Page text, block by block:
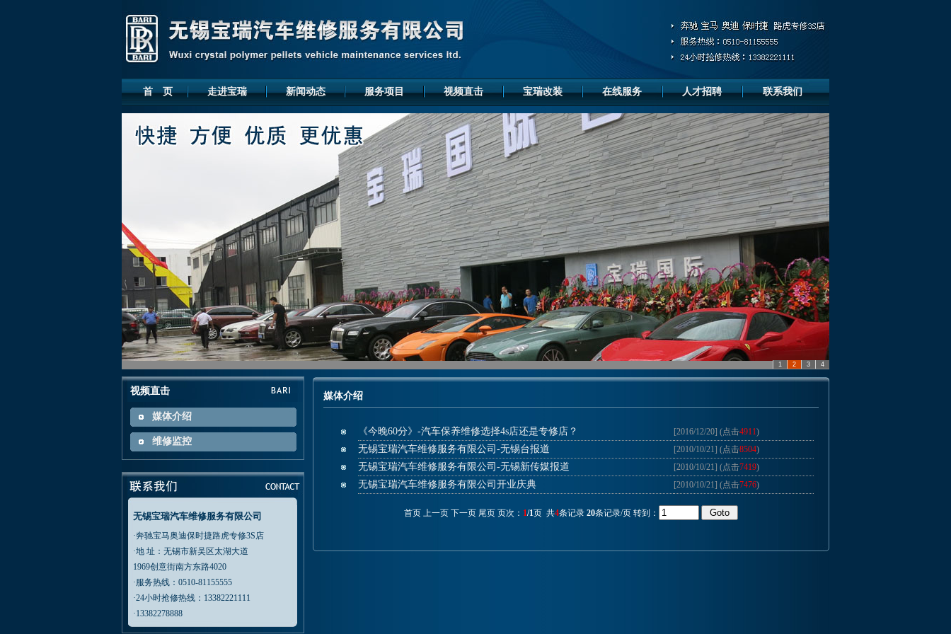
首 页 走进宝瑞 新闻动态 服务项目 视频直击 宝瑞改装 在线服务 人才招聘 联系我们
1 2 3 4
视频直击
媒体介绍
维修监控
无锡宝瑞汽车维修服务有限公司
·奔驰宝马奥迪保时捷路虎专修3S店
·地 址：无锡市新吴区太湖大道
1969创意街南方东路4020
·服务热线：0510-81155555
·24小时抢修热线：13382221111
·13382278888
媒体介绍
《今晚60分》-汽车保养维修选择4s店还是专修店？ [2016/12/20] (点击4911)
无锡宝瑞汽车维修服务有限公司-无锡台报道 [2010/10/21] (点击8504)
无锡宝瑞汽车维修服务有限公司-无锡新传媒报道 [2010/10/21] (点击7419)
无锡宝瑞汽车维修服务有限公司开业庆典 [2010/10/21] (点击7476)
首页 上一页 下一页 尾页 页次： 1/1页 共4条记录 20条记录/页 转到：